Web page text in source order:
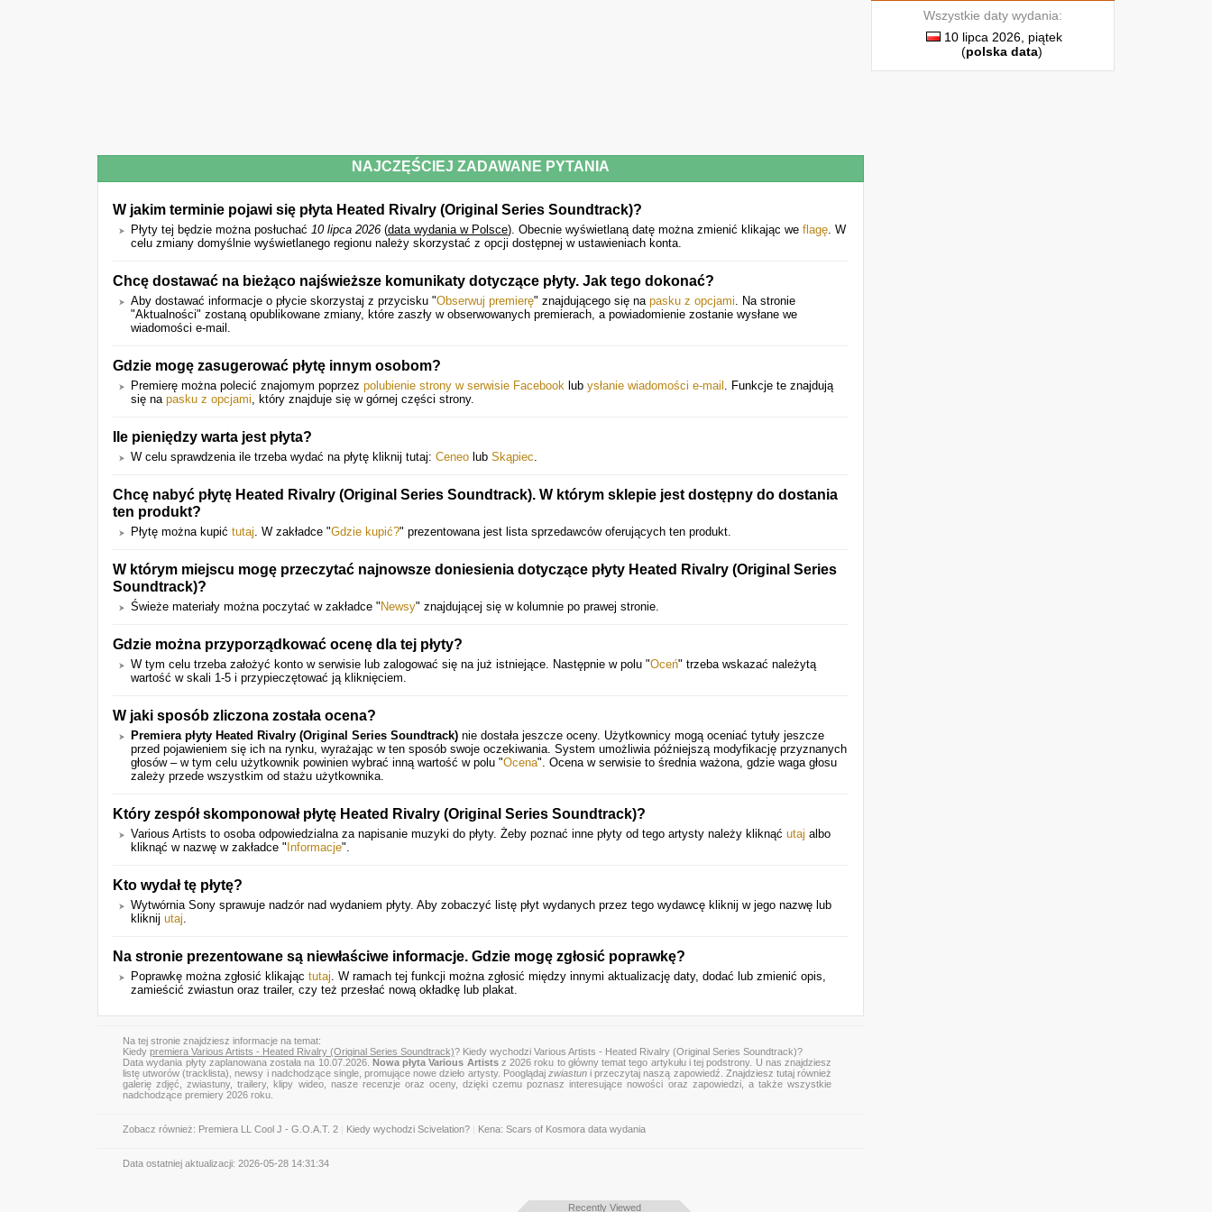
3. Those English Words Just Roll Off Your Tongue
4. Heartbeat I
5. Face-off
7. Jane & Lily
8. Two Souls
10. It's You
11. Shivers from the Past
13. I Want to Win
14. Let's Make a Deal
15. Inferno
18. La nuit est longue
19. Young and Restless II
20. You Slowly Dissipate
23. Utopie I
25. Heartbeat III
26. Flatline
28. Text Me Whenever
30. Hollanov
31. Trembling
32. Everybody's Glory
34. Utopie II
NAJCZĘŚCIEJ ZADAWANE PYTANIA
W jakim terminie pojawi się płyta Heated Rivalry (Original Series Soundtrack)?
Płyty tej będzie można posłuchać 10 lipca 2026 (data wydania w Polsce). Obecnie wyświetlaną datę można zmienić klikając we flagę. W
celu zmiany domyślnie wyświetlanego regionu należy skorzystać z opcji dostępnej w ustawieniach konta.
Chcę dostawać na bieżąco najświeższe komunikaty dotyczące płyty. Jak tego dokonać?
Aby dostawać informacje o płycie skorzystaj z przycisku "Obserwuj premierę" znajdującego się na pasku z opcjami. Na stronie
"Aktualności" zostaną opublikowane zmiany, które zaszły w obserwowanych premierach, a powiadomienie zostanie wysłane we
wiadomości e-mail.
Gdzie mogę zasugerować płytę innym osobom?
Premierę można polecić znajomym poprzez polubienie strony w serwisie Facebook lub ysłanie wiadomości e-mail . Funkcje te znajdują
się na pasku z opcjami, który znajduje się w górnej części strony.
Ile pieniędzy warta jest płyta?
W celu sprawdzenia ile trzeba wydać na płytę kliknij tutaj: Ceneo lub Skąpiec.
Chcę nabyć płytę Heated Rivalry (Original Series Soundtrack). W którym sklepie jest dostępny do dostania
ten produkt?
Płytę można kupić tutaj. W zakładce "Gdzie kupić?" prezentowana jest lista sprzedawców oferujących ten produkt.
W którym miejscu mogę przeczytać najnowsze doniesienia dotyczące płyty Heated Rivalry (Original Series
Soundtrack)?
Świeże materiały można poczytać w zakładce " Newsy" znajdującej się w kolumnie po prawej stronie.
Gdzie można przyporządkować ocenę dla tej płyty?
W tym celu trzeba założyć konto w serwisie lub zalogować się na już istniejące. Następnie w polu "Oceń" trzeba wskazać należytą
wartość w skali 1-5 i przypieczętować ją kliknięciem.
W jaki sposób zliczona została ocena?
Premiera płyty Heated Rivalry (Original Series Soundtrack) nie dostała jeszcze oceny. Użytkownicy mogą oceniać tytuły jeszcze
przed pojawieniem się ich na rynku, wyrażając w ten sposób swoje oczekiwania. System umożliwia późniejszą modyfikację przyznanych
głosów – w tym celu użytkownik powinien wybrać inną wartość w polu "Ocena". Ocena w serwisie to średnia ważona, gdzie waga głosu
zależy przede wszystkim od stażu użytkownika.
Który zespół skomponował płytę Heated Rivalry (Original Series Soundtrack)?
Various Artists to osoba odpowiedzialna za napisanie muzyki do płyty. Żeby poznać inne płyty od tego artysty należy kliknąć utaj albo
kliknąć w nazwę w zakładce " Informacje".
Kto wydał tę płytę?
Wytwórnia Sony sprawuje nadzór nad wydaniem płyty. Aby zobaczyć listę płyt wydanych przez tego wydawcę kliknij w jego nazwę lub
kliknij utaj.
Na stronie prezentowane są niewłaściwe informacje. Gdzie mogę zgłosić poprawkę?
Poprawkę można zgłosić klikając tutaj. W ramach tej funkcji można zgłosić między innymi aktualizację daty, dodać lub zmienić opis,
zamieścić zwiastun oraz trailer, czy też przesłać nową okładkę lub plakat.
Na tej stronie znajdziesz informacje na temat:
Kiedy premiera Various Artists - Heated Rivalry (Original Series Soundtrack)? Kiedy wychodzi Various Artists - Heated Rivalry (Original Series Soundtrack)?
Data wydania płyty zaplanowana została na 10.07.2026. Nowa płyta Various Artistsz 2026 roku to główny temat tego artykułu i tej podstrony. U nas znajdziesz
listę utworów (tracklista), newsy i nadchodzące single, promujące nowe dzieło artysty. Pooglądaj zwiastuni przeczytaj naszą zapowiedź. Znajdziesz tutaj również
galerię zdjęć, zwiastuny, trailery, klipy wideo, nasze recenzje oraz oceny, dzięki czemu poznasz interesujące nowości oraz zapowiedzi, a także wszystkie
nadchodzące premiery 2026 roku.
Zobacz również: Premiera LL Cool J - G.O.A.T. 2 Kiedy wychodzi Scivelation? Kena: Scars of Kosmora data wydania
Data ostatniej aktualizacji: 2026-05-28 14:31:34
Wszystkie daty wydania:
10 lipca 2026, piątek
(polska data)
Recently Viewed